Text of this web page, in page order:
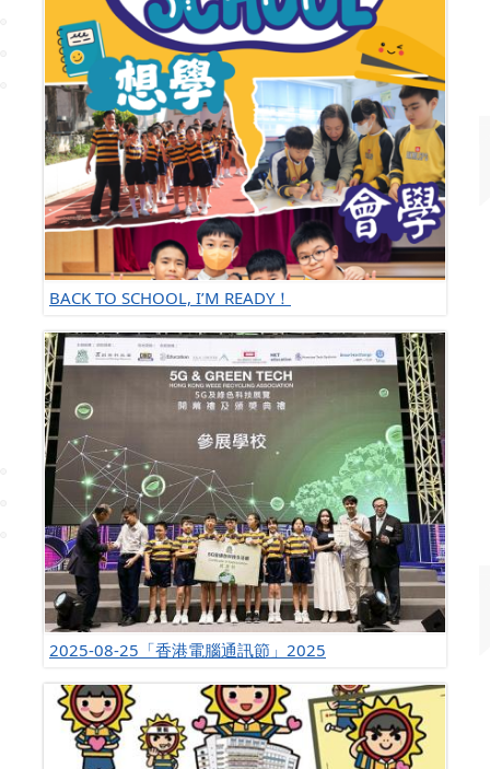
BACK TO SCHOOL, I’M READY！
2025-08-25「香港電腦通訊節」2025